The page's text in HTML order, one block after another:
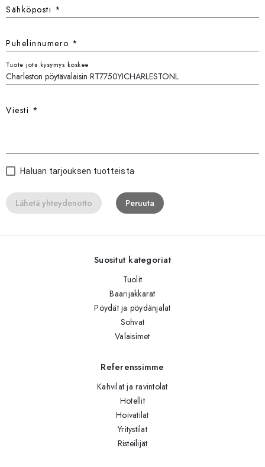
Sähköposti *
Puhelinnumero *
Tuote jota kysymys koskee
Viesti *
Haluan tarjouksen tuotteista
Lähetä yhteydenotto Peruuta
Suositut kategoriat
Tuolit
Baarijakkarat
Pöydät ja pöydänjalat
Sohvat
Valaisimet
Referenssimme
Kahvilat ja ravintolat
Hotellit
Hoivatilat
Yritystilat
Risteilijät